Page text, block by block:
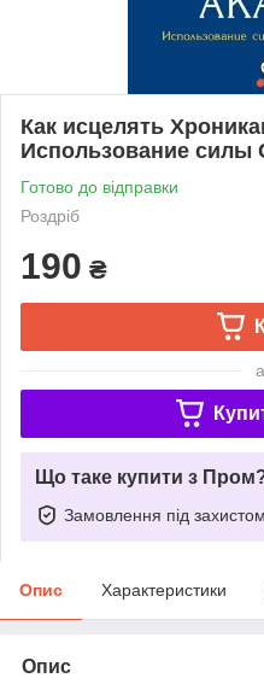
Как исцелять
Использование силы
Готово до відправки
Роздріб
190 ₴
Що таке купити з
Замовлення під захистом
Опис Характеристики
Опис